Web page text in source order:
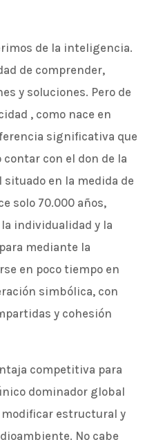
de la inteligencia.
de comprender,
y soluciones. Pero de
, como nace en
significativa que
con el don de la
situado en la medida de
solo 70.000 años,
individualidad y la
mediante la
en poco tiempo en
simbólica, con
y cohesión
competitiva para
dominador global
estructural y
No cabe